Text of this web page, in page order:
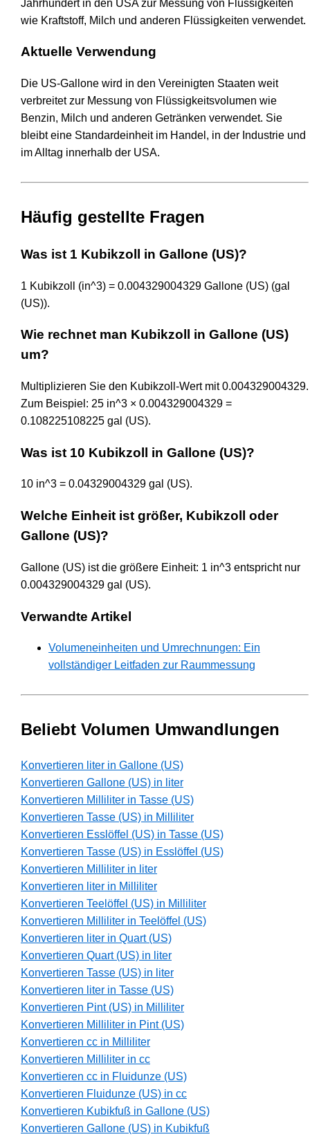
Jahrhundert in den USA zur Messung von Flüssigkeiten
wie Kraftstoff, Milch und anderen Flüssigkeiten verwendet.
Aktuelle Verwendung
Die US-Gallone wird in den Vereinigten Staaten weit
verbreitet zur Messung von Flüssigkeitsvolumen wie
Benzin, Milch und anderen Getränken verwendet. Sie
bleibt eine Standardeinheit im Handel, in der Industrie und
im Alltag innerhalb der USA.
Häufig gestellte Fragen
Was ist 1 Kubikzoll in Gallone (US)?
1 Kubikzoll (in^3) = 0.004329004329 Gallone (US) (gal
(US)).
Wie rechnet man Kubikzoll in Gallone (US)
um?
Multiplizieren Sie den Kubikzoll-Wert mit 0.004329004329.
Zum Beispiel: 25 in^3 × 0.004329004329 =
0.108225108225 gal (US).
Was ist 10 Kubikzoll in Gallone (US)?
10 in^3 = 0.04329004329 gal (US).
Welche Einheit ist größer, Kubikzoll oder
Gallone (US)?
Gallone (US) ist die größere Einheit: 1 in^3 entspricht nur
0.004329004329 gal (US).
Verwandte Artikel
Volumeneinheiten und Umrechnungen: Ein
vollständiger Leitfaden zur Raummessung
Beliebt Volumen Umwandlungen
Konvertieren liter in Gallone (US)
Konvertieren Gallone (US) in liter
Konvertieren Milliliter in Tasse (US)
Konvertieren Tasse (US) in Milliliter
Konvertieren Esslöffel (US) in Tasse (US)
Konvertieren Tasse (US) in Esslöffel (US)
Konvertieren Milliliter in liter
Konvertieren liter in Milliliter
Konvertieren Teelöffel (US) in Milliliter
Konvertieren Milliliter in Teelöffel (US)
Konvertieren liter in Quart (US)
Konvertieren Quart (US) in liter
Konvertieren Tasse (US) in liter
Konvertieren liter in Tasse (US)
Konvertieren Pint (US) in Milliliter
Konvertieren Milliliter in Pint (US)
Konvertieren cc in Milliliter
Konvertieren Milliliter in cc
Konvertieren cc in Fluidunze (US)
Konvertieren Fluidunze (US) in cc
Konvertieren Kubikfuß in Gallone (US)
Konvertieren Gallone (US) in Kubikfuß